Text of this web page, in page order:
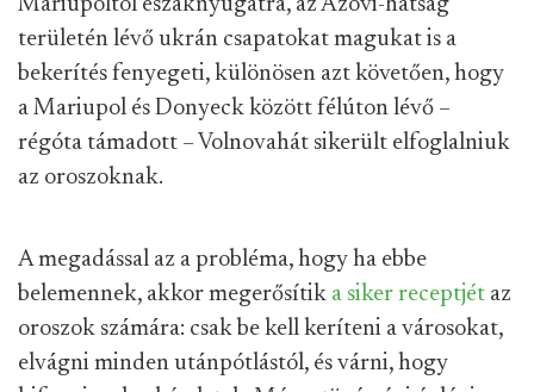
Mariupoltól északnyugatra, az Azovi-hátság
területén lévő ukrán csapatokat magukat is a
bekerítés fenyegeti, különösen azt követően, hogy
a Mariupol és Donyeck között félúton lévő –
régóta támadott – Volnovahát sikerült elfoglalniuk
az oroszoknak.
A megadással az a probléma, hogy ha ebbe
belemennek, akkor megerősítik a siker receptjét az
oroszok számára: csak be kell keríteni a városokat,
elvágni minden utánpótlástól, és várni, hogy